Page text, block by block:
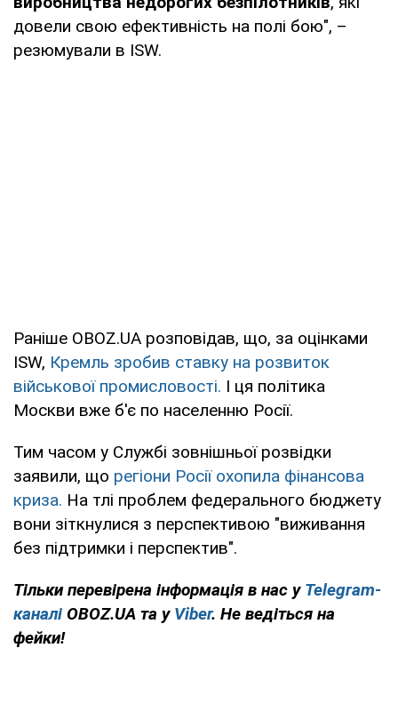
довели свою ефективність на полі бою", –
резюмували в ISW.
Раніше OBOZ.UA розповідав, що, за оцінками
ISW, Кремль зробив ставку на розвиток
військової промисловості. І ця політика
Москви вже б'є по населенню Росії.
Тим часом у Службі зовнішньої розвідки
заявили, що регіони Росії охопила фінансова
криза. На тлі проблем федерального бюджету
вони зіткнулися з перспективою "виживання
без підтримки і перспектив".
Тільки перевірена інформація в нас у Telegram-
каналі OBOZ.UA та у Viber. Не ведіться на
фейки!